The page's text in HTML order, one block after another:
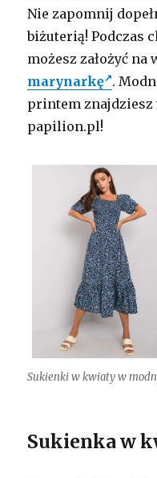
Nie zapomnij
biżuterią! Podczas
możesz założyć
marynarkę .
printem
papilion.pl!
Sukienki w kwiaty w
Sukienka w